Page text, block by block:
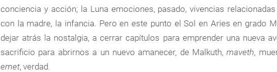
conciencia y acción; la Luna emociones, pasado, vivencias
con la madre, la infancia. Pero en este punto el Sol en Aries en grado
dejar atrás la nostalgia, a cerrar capítulos para emprender una nueva
sacrificio para abrirnos a un nuevo amanecer, de Malkuth,maveth,
emet, verdad.